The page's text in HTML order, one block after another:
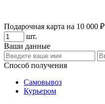
Подарочная карта на 10 000 ₽
шт.
Ваши данные
Способ получения
Самовывоз
Курьером